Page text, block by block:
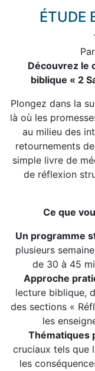
ÉTUDE
Par
Découvrez le
biblique « 2
Plongez dans la
là où les
au milieu des
retournements
simple livre de
de réflexion
Ce que
Un programme
plusieurs
de 30 à 45
Approche
lecture biblique,
des sections «
les
Thématiques
cruciaux tels que
les